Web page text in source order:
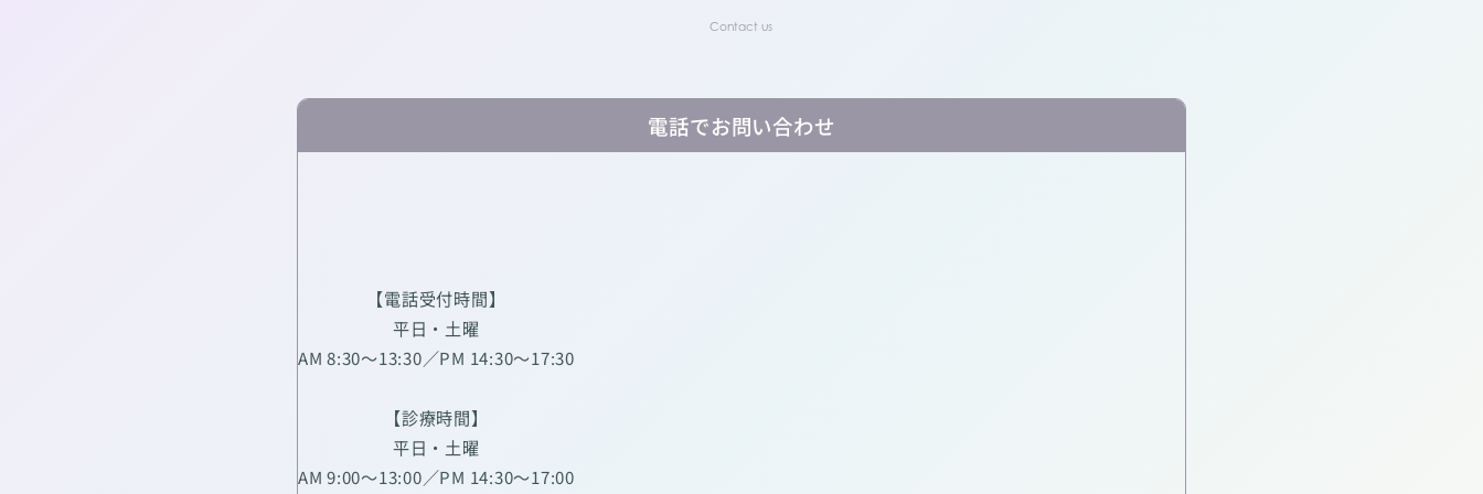
電話でお問い合わせ
【電話受付時間】
平日・土曜
AM 8:30～13:30／PM 14:30～17:30
【診療時間】
平日・土曜
AM 9:00～13:00／PM 14:30～17:00